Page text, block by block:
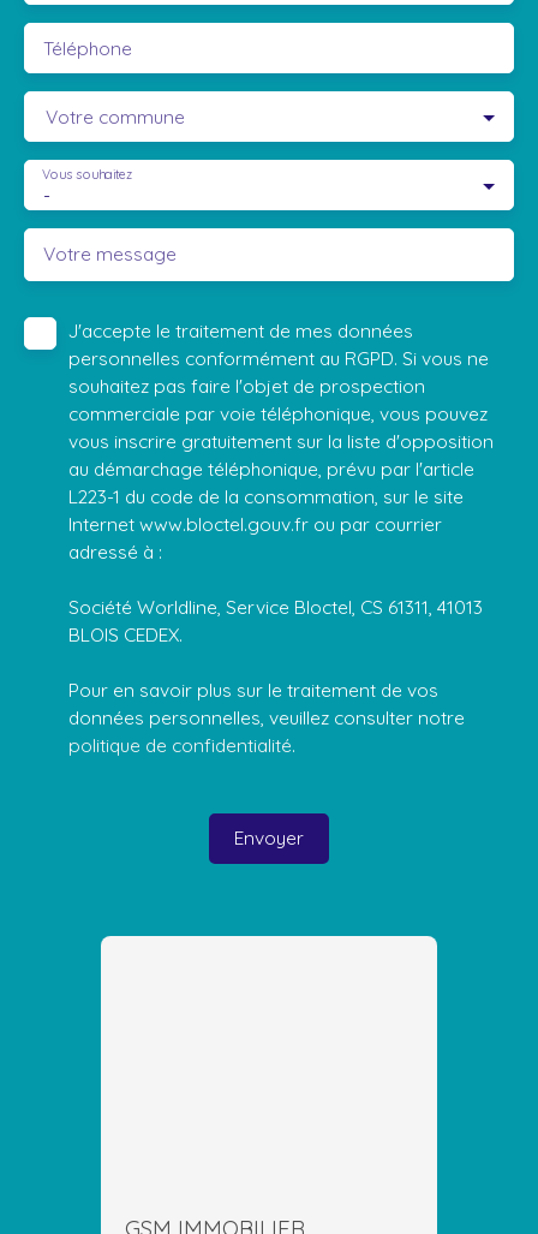
Téléphone
Votre commune
-
Vous souhaitez
Votre message
J'accepte le traitement de mes données
personnelles conformément au RGPD. Si vous ne
souhaitez pas faire l'objet de prospection
commerciale par voie téléphonique, vous pouvez
vous inscrire gratuitement sur la liste d'opposition
au démarchage téléphonique, prévu par l'article
L223-1 du code de la consommation, sur le site
Internet www.bloctel.gouv.fr ou par courrier
adressé à :
Société Worldline, Service Bloctel, CS 61311, 41013
BLOIS CEDEX.
Pour en savoir plus sur le traitement de vos
données personnelles, veuillez consulter notre
politique de confidentialité.
Envoyer
GSM IMMOBILIER